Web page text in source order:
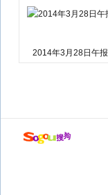
2014年3月28日午报